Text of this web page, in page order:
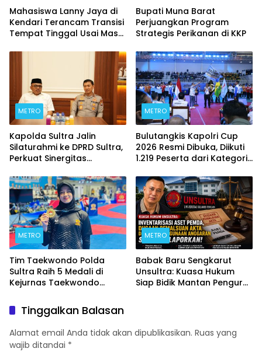
Mahasiswa Lanny Jaya di
Kendari Terancam Transisi
Tempat Tinggal Usai Masa
Bupati Muna Barat
Perjuangkan Program
Strategis Perikanan di KKP
METRO
Kapolda Sultra Jalin
Silaturahmi ke DPRD Sultra,
Perkuat Sinergitas
Kemajuan Daerah
METRO
Bulutangkis Kapolri Cup
2026 Resmi Dibuka, Diikuti
1.219 Peserta dari Kategori
METRO
Tim Taekwondo Polda
Sultra Raih 5 Medali di
Kejurnas Taekwondo
METRO
Babak Baru Sengkarut
Unsultra: Kuasa Hukum
Siap Bidik Mantan Pengurus
Tinggalkan Balasan
Alamat email Anda tidak akan dipublikasikan. Ruas yang
wajib ditandai *